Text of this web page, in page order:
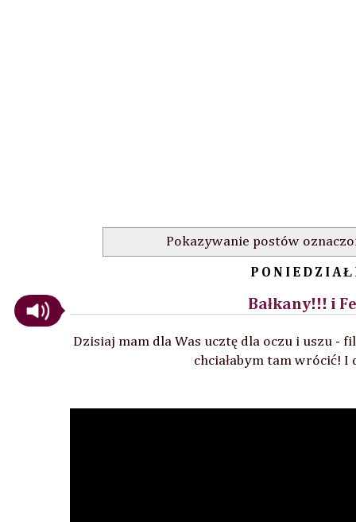
Pokazywanie postów
Bałkany!!! i
Dzisiaj mam dla Was ucztę dla oczu i uszu
chciałabym tam wrócić!